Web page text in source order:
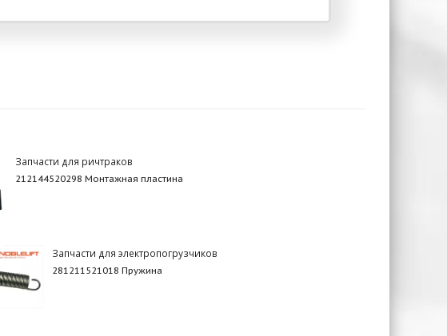
Запчасти для ричтраков
212144520298 Монтажная пластина
Запчасти для электропогрузчиков
281211521018 Пружина